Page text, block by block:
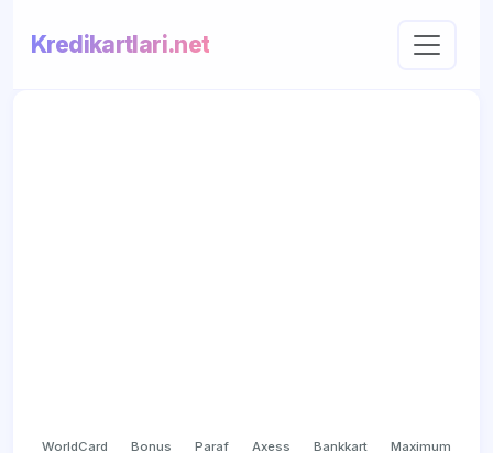
Kredikartlari.net
WorldCard Bonus Paraf Axess Bankkart Maximum